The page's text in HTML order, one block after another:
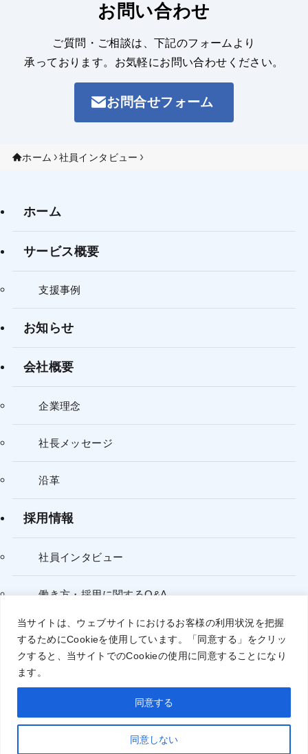
当サイトは、ウェブサイトにおけるお客様の利用状況を把握
するためにCookieを使用しています。「同意する」をクリッ
クすると、当サイトでのCookieの使用に同意することになり
ます。
同意しない
同意する
お問い合わせ
ご質問・ご相談は、下記のフォームより
承っております。
お気軽にお問い合わせください。
お問合せフォーム
ホーム 社員インタビュー
ホーム
サービス概要
支援事例
お知らせ
会社概要
企業理念
社長メッセージ
沿革
採用情報
社員インタビュー
働き方・採用に関するQ&A
個人情報保護方針